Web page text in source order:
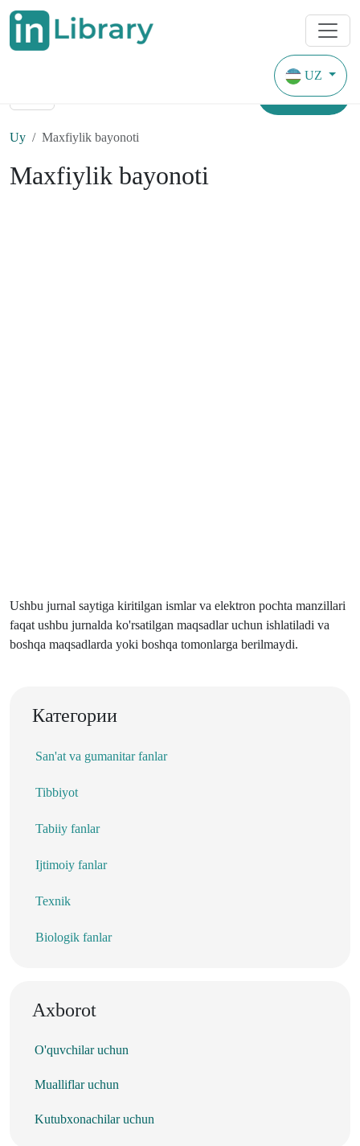
UZ
Topish
Uy Maxfiylik bayonoti
Maxfiylik bayonoti
Ushbu jurnal saytiga kiritilgan ismlar va elektron pochta manzillari
faqat ushbu jurnalda ko'rsatilgan maqsadlar uchun ishlatiladi va
boshqa maqsadlarda yoki boshqa tomonlarga berilmaydi.
Категории
San'at va gumanitar fanlar
Tibbiyot
Tabiiy fanlar
Ijtimoiy fanlar
Texnik
Biologik fanlar
Axborot
O'quvchilar uchun
Mualliflar uchun
Kutubxonachilar uchun